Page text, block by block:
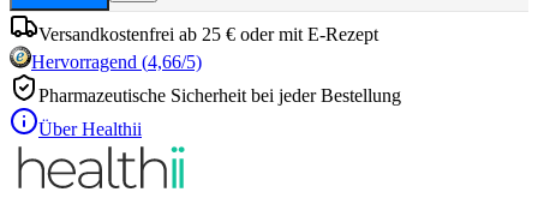
Versandkostenfrei ab 25 € oder mit E-Rezept
Hervorragend (4,66/5)
Pharmazeutische Sicherheit bei jeder Bestellung
Über Healthii